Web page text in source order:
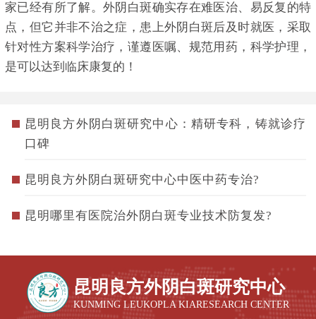
家已经有所了解。外阴白斑确实存在难医治、易反复的特
点，但它并非不治之症，患上外阴白斑后及时就医，采取
针对性方案科学治疗，谨遵医嘱、规范用药，科学护理，
是可以达到临床康复的！
昆明良方外阴白斑研究中心：精研专科，铸就诊疗
口碑
昆明良方外阴白斑研究中心中医中药专治?
昆明哪里有医院治外阴白斑专业技术防复发?
昆明良方外阴白斑研究中心
KUNMING LEUKOPLA KIARESEARCH CENTER